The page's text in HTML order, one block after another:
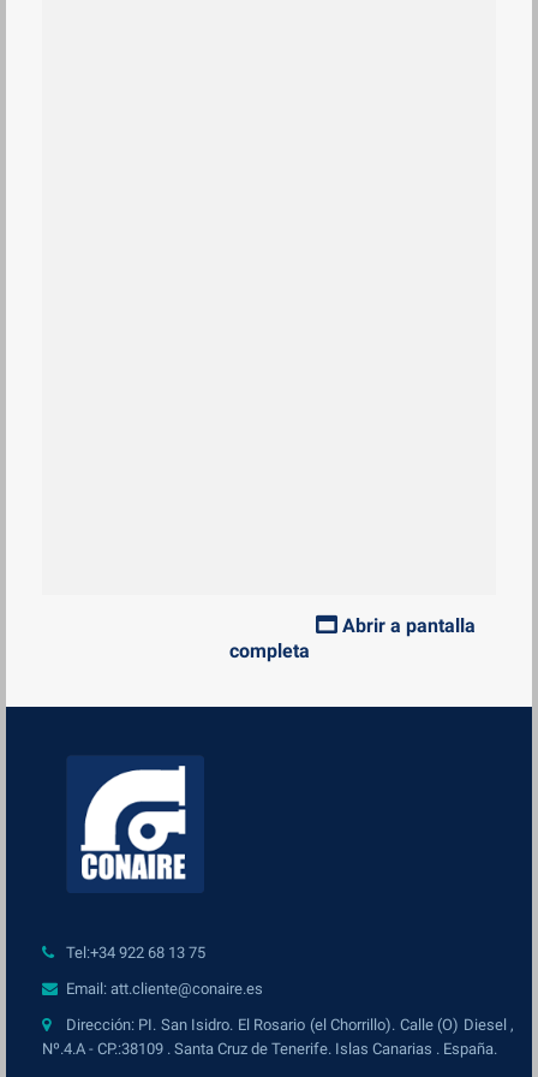
Abrir a pantalla
completa
Tel:+34 922 68 13 75
Email: att.cliente@conaire.es
Dirección: PI. San Isidro. El Rosario (el Chorrillo). Calle (O) Diesel ,
Nº.4.A - CP.:38109 . Santa Cruz de Tenerife. Islas Canarias . España.